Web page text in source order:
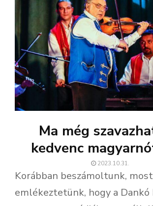
Ma még
kedvenc
2023.10.31.
Korábban beszámoltunk,
emlékeztetünk, hogy a Dankó